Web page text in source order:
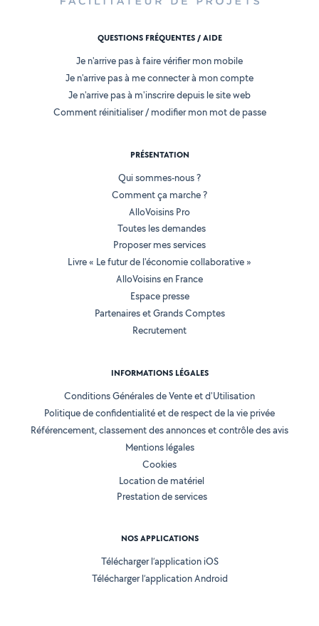
QUESTIONS FRÉQUENTES / AIDE
Je n'arrive pas à faire vérifier mon mobile
Je n'arrive pas à me connecter à mon compte
Je n'arrive pas à m'inscrire depuis le site web
Comment réinitialiser / modifier mon mot de passe
PRÉSENTATION
Qui sommes-nous ?
Comment ça marche ?
AlloVoisins Pro
Toutes les demandes
Proposer mes services
Livre « Le futur de l'économie collaborative »
AlloVoisins en France
Espace presse
Partenaires et Grands Comptes
Recrutement
INFORMATIONS LÉGALES
Conditions Générales de Vente et d'Utilisation
Politique de confidentialité et de respect de la vie privée
Référencement, classement des annonces et contrôle des avis
Mentions légales
Cookies
Location de matériel
Prestation de services
NOS APPLICATIONS
Télécharger l’application iOS
Télécharger l’application Android